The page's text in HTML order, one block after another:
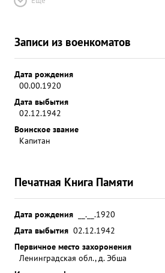
Записи из военкоматов
Дата рождения
00.00.1920
Дата выбытия
02.12.1942
Воинское звание
Капитан
Печатная Книга Памяти
Дата рождения
__.__.1920
Дата выбытия 02.12.1942
Первичное место захоронения
Ленинградская обл., д. Эбша